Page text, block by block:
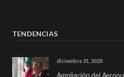
TENDENCIAS
diciembre 31, 2020
Ampliación del